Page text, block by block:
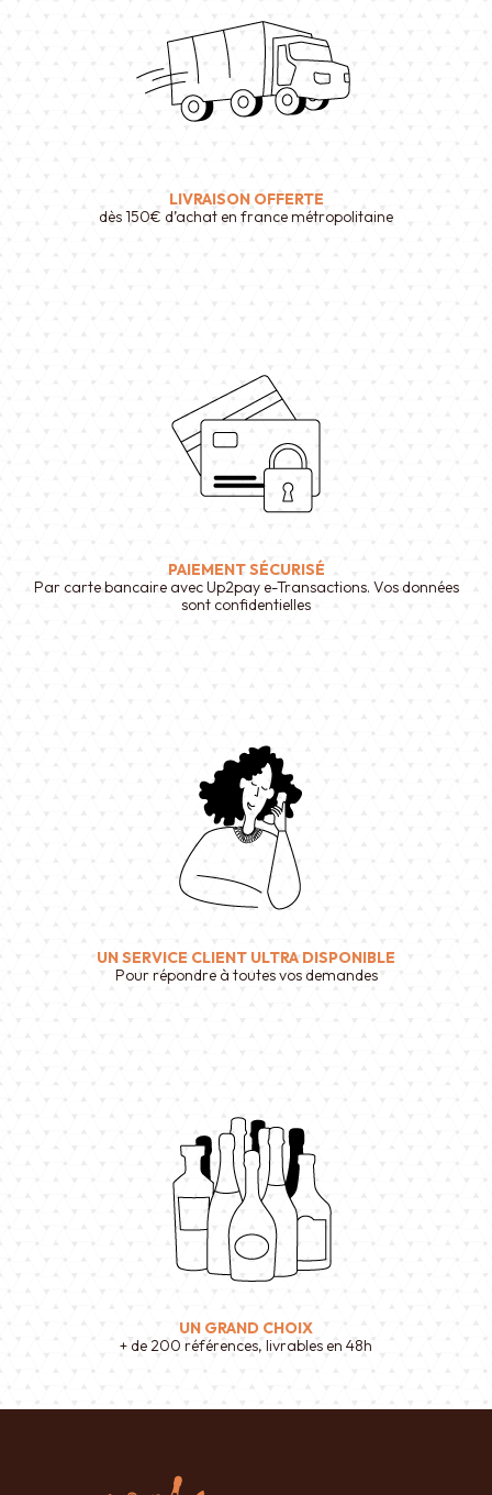
LIVRAISON OFFERTE
dès 150€ d’achat en france métropolitaine
PAIEMENT SÉCURISÉ
Par carte bancaire avec Up2pay e-Transactions. Vos données
sont confidentielles
UN SERVICE CLIENT ULTRA DISPONIBLE
Pour répondre à toutes vos demandes
UN GRAND CHOIX
+ de 200 références, livrables en 48h